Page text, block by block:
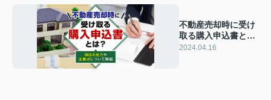
不動産売却時に受け
取る購入申込書と
は？項目の見方や注
2024.04.16